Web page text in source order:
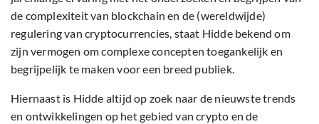
de complexiteit van blockchain en de (wereldwijde)
regulering van cryptocurrencies, staat Hidde bekend om
zijn vermogen om complexe concepten toegankelijk en
begrijpelijk te maken voor een breed publiek.
Hiernaast is Hidde altijd op zoek naar de nieuwste trends
en ontwikkelingen op het gebied van crypto en de